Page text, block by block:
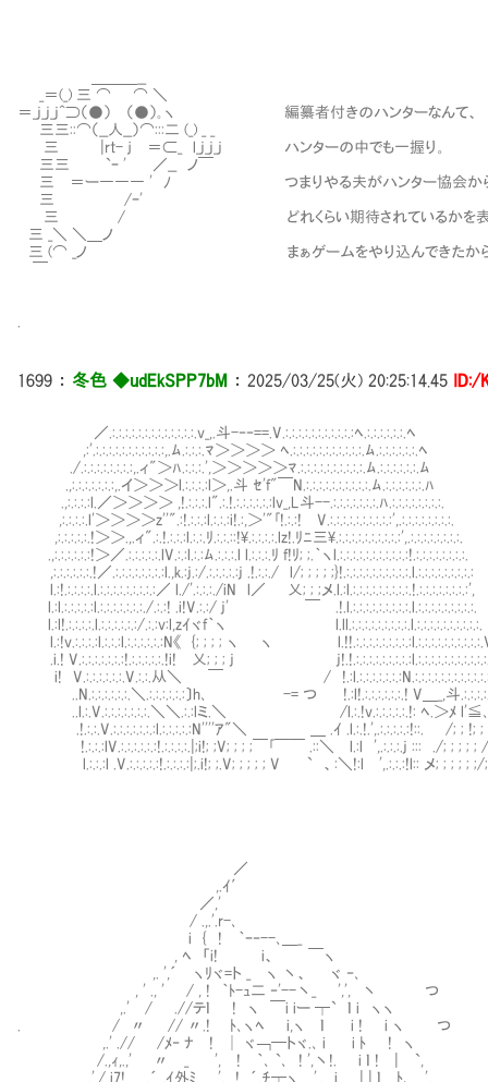
_＝(_) 三 ⌒ ⌒ ＼
＝_j_j_j^⊃（●） （●）｡ヽ 編纂者付きのハンターなんて、
三三::⌒（__人__）⌒:::二 (_) _ _
三 |rt- ｊ ＝⊂_ l_j_j_j ハンターの中でも一握り。
三三 `ｰ ' ／__ ノ￣
三 ＝ー――― ' ﾉ つまりやる夫がハンター協会か
三 /ｰ'
三 / どれくらい期待されているかを表して
三 _＼ ＼＿ノ
三 (⌒ _ノ まぁゲームをやり込んできたから当
1699 ： 冬色 ◆udEkSPP7bM ： 2025/03/25(火) 20:25:14.45 ID:/
／.:.:.:.:.:.:.:.:.:.:.:.:.:.v_,.斗-‐‐==.V.:.:.:.:.:.:.:.:.:.:.:ﾍ.:.:.:.:.:.:.ﾍ
,:'.:.:.:.:.:.:.:.:.:.:.:,.ﾑ.:.:.:.ﾏ＞＞＞＞ ﾍ.:.:.:.:.:.:.:.:.:.:.:.ﾑ.:.:.:.:.:.:.ﾍ
./.:.:.:.:.:.:.:.:,.ィ"＞ﾊ.:.:.:.',＞＞＞＞＞ﾏ.:.:.:.:.:.:.:.:.:.:.ﾑ.:.:.:.:.:.:.ﾑ
.,:.:.:.:.:.:.:,.イ＞＞＞l.:.:.:.:l＞,.斗 ｾ'f"￣N.:.:.:.:.:.:.:.:.:.:.ﾑ.:.:.:.:.:.:.ﾊ
.,:.:.:.:l.／＞＞＞＞ ,!.:.:.:.l".:.!.:.:.:.:.:.:lv_,L斗--.:.:.:.:.:.:.:.ﾊ.:.:.:.:.:.:.:.:.
,:.:.:.:.l'＞＞＞＞z''".:!.:.:.:l.:.:.:i!.:,＞'"｢!.:.:!
,:.:.:.:.:.!＞＞.,.ィ".:.!.:.:.:l.:.:.ﾘ.:.:.::!\.:.:.:.:.lz!.ﾘﾆ三\.:.:.:.:.:.:.:.:.:.:',.:.:.:.:.:.:.:.:.
.,:.:.:.:.:.:!＞／.:.:.:.:.:.lV.:.:l.:.:ﾑ.:.:.:.l l.:.:.:.ﾘ f!ﾘ; ;.｀ヽ
,:.:.:.:.:.:.!／.:.:.:.:.:.:.:.:l.,k.:j.:/.:.:.:.:.:j .!.:.:./ l/; ; ; ; ;}!.:.:.:.:.:.:.:.:.:.:.l.:.:.:.:.:.:.:.:.:
l.:!.:.:.:.:.l.:.:.:.:.:.:.:.:.:／ l./'.:.:.:./iN l／ 乂; ; ;メ
l.:l.:.:.:.:.:l.:.:.:.:.:.:.:./.:.:! .i!V.:.:/ j' ￣ .!.l.:.:.:.:.:.:.:.:.:.l.:.:.:.:.:.:.:.:.:.
l.:l!.:.:.:.:.l.:.:.:.:.:.:/.:.:v:l,zｲヾf｀ヽ l.ll.:.:.:.:.:.:.:.:.:.l.:.:.:.:.:.:.:.:.:.:.
l.:!v.:.:.:.:l.:.:.:l.:.:.:.:.:.:N《 {; ; ; ; ヽ ヽ
.i.! V.:.:.:.:.:.:.:!.:.:.:.:.:.!i! 乂; ; ; j
i! V.:.:.:.:.:.:.V.:.:.从＼ ￣ /
..N.:.:.:.:.:.:.＼.:.:.:.:.:.:〕h､ -= つ !.:l!.:.:.:.:.:.:.! V＿_,斗
..l.:.V.:.:.:.:.:.:.:.＼＼.:.:lミ.＼ /l.:.!v.:.:.:.:.:.!: ﾍ.＞ﾒ l'≦､
.!.:.:.V.:.:.:.:.:.:.:l.:.:.:.:.:N''''ｱ"＼ ＿ .ｲ .l.:.!.',.:.:.:.:.:!::. /; ; !; ;
!.:.:.:lV.:.:.:.:.:.:!.:.:.:.:.|;i!; ;V; ; ; ;￣｢￣￣ .::＼ l.:l ',.:.:.:.j ::: ./; ; ; ; ; /
l.:.:.:l .V.:.:.:.:.:!.:.:.:.:|;.i!; ;.V; ; ; ; ; V ` 、:＼!:l ',.:.:.:!l:: メ; ; ; ; ; ;/;
／
,.ｲ′
／,'
/ .,.'.r-､
i { ! ｀ｰ‐--､＿_
, ﾍ 「i! i、 ￣ヽ
,. ',´ ヽﾘヾ=ト _ ヽ 丶、 ヾ ‐､
, ' ., ' / , ! ｀ﾄ-ｭ二 ‐'--丶_ ',', 丶 つ
,.' / .//テｌ ! ヽ ￣i iー ┬` ｌ i ヽヽ
. / 〃 // 〃.! ﾄ､ヽﾍ i,ヽ ｌ i ! i ヽ つ まぁまぁ
,.' .// /ﾒ‐ ﾅ ! │ ヾ￢─トヾ.､ i i ﾄ ! ヽ
/.,ｨ,.,' 〃 _ ', ! ｀､ `､ ! ',丶!. i ｌ ! | `, 折角つ
. ,'./ i7! ,´ ,ｲ外ﾐ ', ! ´,ﾁ┬ヽ '., i | | ｌ ﾄ､ ',